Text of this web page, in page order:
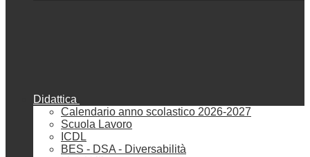
Didattica
Calendario anno scolastico 2026-2027
Scuola Lavoro
ICDL
BES - DSA - Diversabilità